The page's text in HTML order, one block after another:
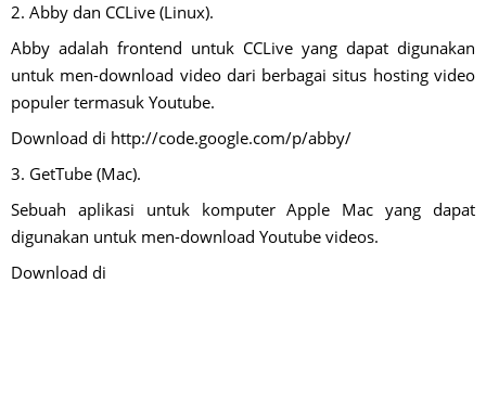
2. Abby dan CCLive (Linux).
Abby adalah frontend untuk CCLive yang dapat digunakan
untuk men-download video dari berbagai situs hosting video
populer termasuk Youtube.
Download di http://code.google.com/p/abby/
3. GetTube (Mac).
Sebuah aplikasi untuk komputer Apple Mac yang dapat
digunakan untuk men-download Youtube videos.
Download di